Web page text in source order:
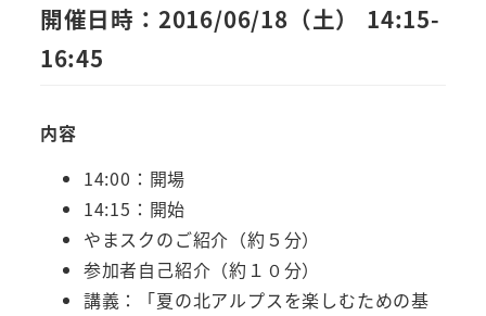
開催日時：2016/06/18（土） 14:15-
16:45
内容​
14:00：開場
14:15：開始
やまスクのご紹介（約５分）
参加者自己紹介（約１０分）
講義：「夏の北アルプスを楽しむための基